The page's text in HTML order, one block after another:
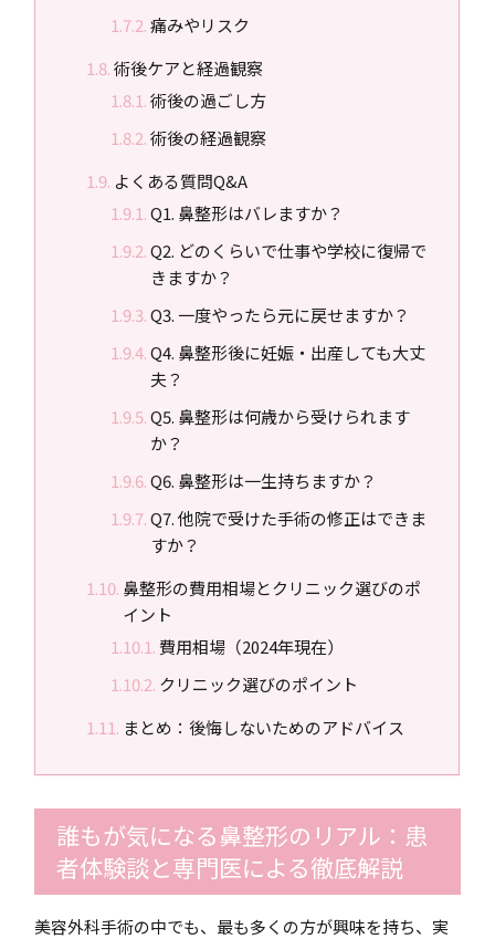
痛みやリスク
術後ケアと経過観察
術後の過ごし方
術後の経過観察
よくある質問Q&A
Q1. 鼻整形はバレますか？
Q2. どのくらいで仕事や学校に復帰で
きますか？
Q3. 一度やったら元に戻せますか？
Q4. 鼻整形後に妊娠・出産しても大丈
夫？
Q5. 鼻整形は何歳から受けられます
か？
Q6. 鼻整形は一生持ちますか？
Q7. 他院で受けた手術の修正はできま
すか？
鼻整形の費用相場とクリニック選びのポ
イント
費用相場（2024年現在）
クリニック選びのポイント
まとめ：後悔しないためのアドバイス
誰もが気になる鼻整形のリアル：患
者体験談と専門医による徹底解説
美容外科手術の中でも、最も多くの方が興味を持ち、実